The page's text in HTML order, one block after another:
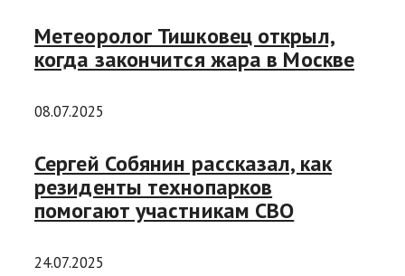
Метеоролог Тишковец открыл,
когда закончится жара в Москве
08.07.2025
Сергей Собянин рассказал, как
резиденты технопарков
помогают участникам СВО
24.07.2025